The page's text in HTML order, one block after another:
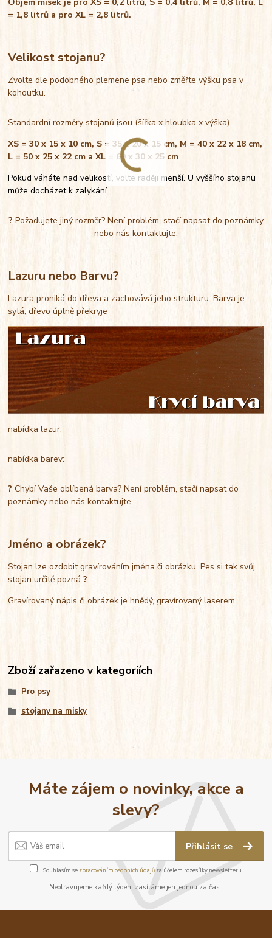
= 1,8 litrů a pro XL = 2,8 litrů.
Velikost stojanu?
Zvolte dle podobného plemene psa nebo změřte výšku psa v
kohoutku.
Standardní rozměry stojanů jsou (šířka x hloubka x výška)
XS = 30 x 15 x 10 cm, S = 35 x 20 x 15 cm, M = 40 x 22 x 18 cm,
L = 50 x 25 x 22 cm a XL = 60 x 30 x 25 cm
Pokud váháte nad velikostí, volte raději menší. U vyššího stojanu
může docházet k zalykání.
? Požadujete jiný rozměr? Není problém, stačí napsat do poznámky
nebo nás kontaktujte.
Lazuru nebo Barvu?
Lazura proniká do dřeva a zachovává jeho strukturu. Barva je
sytá, dřevo úplně překryje
nabídka lazur:
nabídka barev:
?Chybí Vaše oblíbená barva? Není problém, stačí napsat do
poznámky nebo nás kontaktujte.
Jméno a obrázek?
Stojan lze ozdobit gravírováním jména či obrázku. Pes si tak svůj
stojan určitě pozná?
Gravírovaný nápis či obrázek je hnědý, gravírovaný laserem.
Zboží zařazeno v kategoriích
Pro psy
stojany na misky
Máte zájem o novinky, akce a
slevy?
Přihlásit se
Souhlasím se zpracováním osobních údajůza účelem rozesílky newsletteru.
Neotravujeme každý týden, zasíláme jen jednou za čas.